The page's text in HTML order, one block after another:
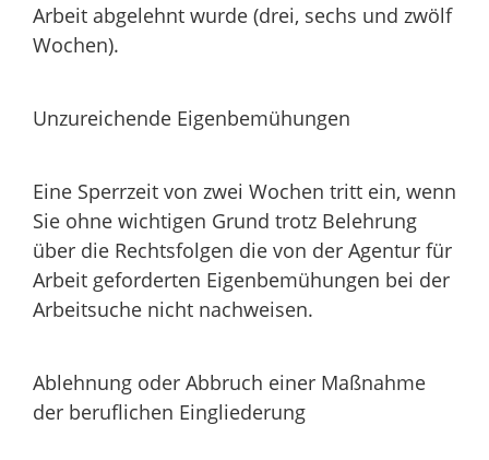
Arbeit abgelehnt wurde (drei, sechs und zwölf
Wochen).
Unzureichende Eigenbemühungen
Eine Sperrzeit von zwei Wochen tritt ein, wenn
Sie ohne wichtigen Grund trotz Belehrung
über die Rechtsfolgen die von der Agentur für
Arbeit geforderten Eigenbemühungen bei der
Arbeitsuche nicht nachweisen.
Ablehnung oder Abbruch einer Maßnahme
der beruflichen Eingliederung